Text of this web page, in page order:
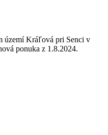
území Kráľová pri Senci v
ponuka z 1.8.2024.